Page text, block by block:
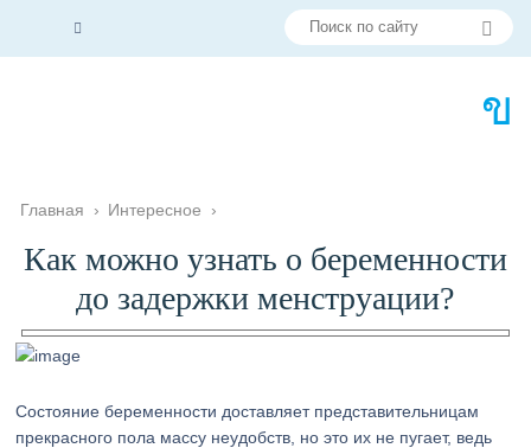
Главная › Интересное ›
Как можно узнать о беременности
до задержки менструации?
Состояние беременности доставляет представительницам
прекрасного пола массу неудобств, но это их не пугает, ведь